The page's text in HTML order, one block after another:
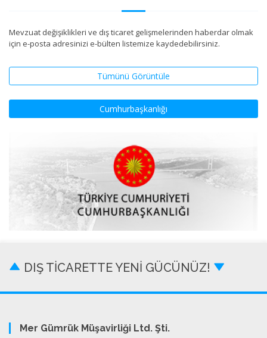
Mevzuat değişiklikleri ve dış ticaret gelişmelerinden haberdar olmak
için e-posta adresinizi e-bülten listemize kaydedebilirsiniz.
Tümünü Görüntüle
Cumhurbaşkanlığı
DIŞ TİCARETTE YENİ GÜCÜNÜZ!
Mer Gümrük Müşavirliği Ltd. Şti.